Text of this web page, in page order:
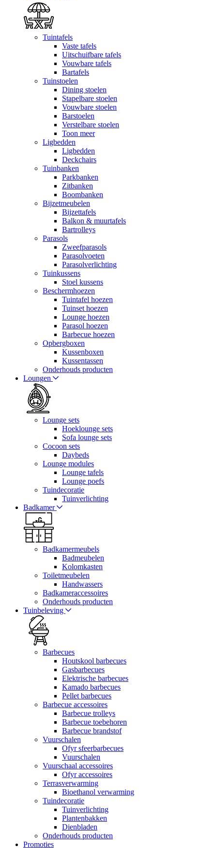
Tuintafels
Vaste tafels
Uitschuifbare tafels
Vouwbare tafels
Bartafels
Tuinstoelen
Dining stoelen
Stapelbare stoelen
Vouwbare stoelen
Barstoelen
Verstelbare stoelen
Toon meer
Ligbedden
Ligbedden
Deckchairs
Tuinbanken
Parkbanken
Zitbanken
Boombanken
Bijzetmeubelen
Bijzettafels
Balkon & muurtafels
Bartrolleys
Parasols
Zweefparasols
Parasolvoeten
Parasolverlichting
Tuinkussens
Stoel kussens
Beschermhoezen
Tuintafel hoezen
Tuinset hoezen
Lounge hoezen
Parasol hoezen
Barbecue hoezen
Opbergboxen
Kussenboxen
Kussentassen
Onderhouds producten
Loungen
Lounge sets
Hoeklounge sets
Sofa lounge sets
Cocoon sets
Daybeds
Lounge modules
Lounge tafels
Lounge poefs
Tuindecoratie
Tuinverlichting
Badkamer
Badkamermeubels
Badmeubelen
Kolomkasten
Toiletmeubelen
Handwassers
Badkameraccessoires
Onderhouds producten
Tuinbeleving
Barbecues
Houtskool barbecues
Gasbarbecues
Elektrische barbecues
Kamado barbecues
Pellet barbecues
Barbecue accessoires
Barbecue trolleys
Barbecue toebehoren
Barbecue brandstof
Vuurschalen
Ofyr sfeerbarbecues
Vuurschalen
Vuurschaal accessoires
Ofyr accessoires
Terrasverwarming
Bioethanol verwarming
Tuindecoratie
Tuinverlichting
Plantenbakken
Dienbladen
Onderhouds producten
Promoties